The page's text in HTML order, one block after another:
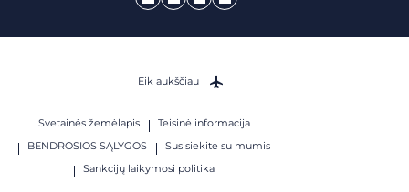
Svetainės žemėlapis
Teisinė informacija
BENDROSIOS SĄLYGOS
Susisiekite su mumis
Sankcijų laikymosi politika
Eik aukščiau